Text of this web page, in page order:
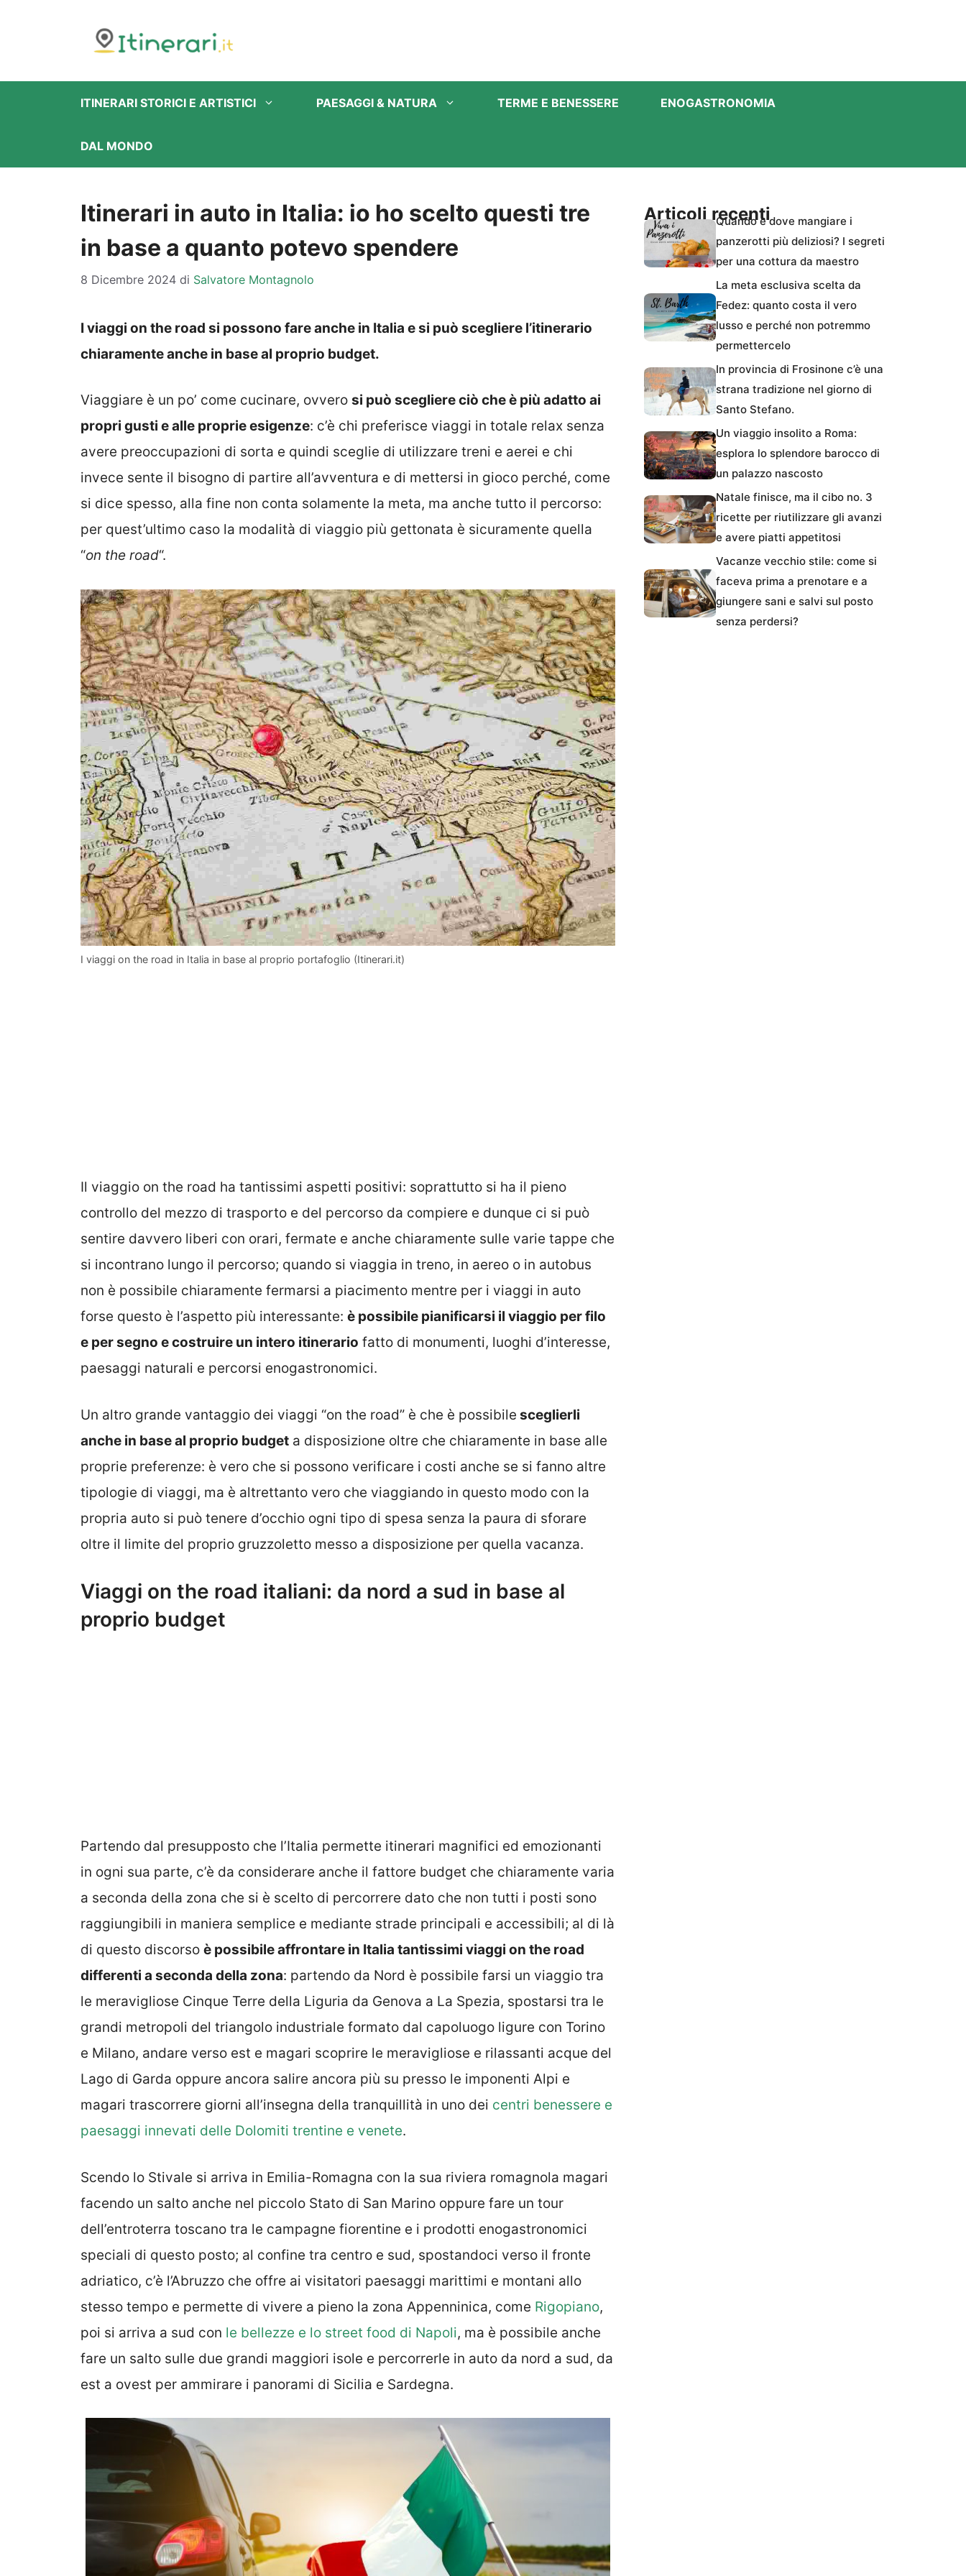
ITINERARI STORICI E ARTISTICI PAESAGGI & NATURA TERME E BENESSERE ENOGASTRONOMIA
DAL MONDO
Itinerari in auto in Italia: io ho scelto questi tre
in base a quanto potevo spendere
8 Dicembre 2024 di Salvatore Montagnolo
I viaggi on the road si possono fare anche in Italia e si può scegliere l’itinerario
chiaramente anche in base al proprio budget.
Viaggiare è un po’ come cucinare, ovvero si può scegliere ciò che è più adatto ai
propri gusti e alle proprie esigenze: c’è chi preferisce viaggi in totale relax senza
avere preoccupazioni di sorta e quindi sceglie di utilizzare treni e aerei e chi
invece sente il bisogno di partire all’avventura e di mettersi in gioco perché, come
si dice spesso, alla fine non conta solamente la meta, ma anche tutto il percorso:
per quest’ultimo caso la modalità di viaggio più gettonata è sicuramente quella
“on the road“.
I viaggi on the road in Italia in base al proprio portafoglio (Itinerari.it)
Il viaggio on the road ha tantissimi aspetti positivi: soprattutto si ha il pieno
controllo del mezzo di trasporto e del percorso da compiere e dunque ci si può
sentire davvero liberi con orari, fermate e anche chiaramente sulle varie tappe che
si incontrano lungo il percorso; quando si viaggia in treno, in aereo o in autobus
non è possibile chiaramente fermarsi a piacimento mentre per i viaggi in auto
forse questo è l’aspetto più interessante: è possibile pianificarsi il viaggio per filo
e per segno e costruire un intero itinerario fatto di monumenti, luoghi d’interesse,
paesaggi naturali e percorsi enogastronomici.
Un altro grande vantaggio dei viaggi “on the road” è che è possibile sceglierli
anche in base al proprio budget a disposizione oltre che chiaramente in base alle
proprie preferenze: è vero che si possono verificare i costi anche se si fanno altre
tipologie di viaggi, ma è altrettanto vero che viaggiando in questo modo con la
propria auto si può tenere d’occhio ogni tipo di spesa senza la paura di sforare
oltre il limite del proprio gruzzoletto messo a disposizione per quella vacanza.
Viaggi on the road italiani: da nord a sud in base al
proprio budget
Partendo dal presupposto che l’Italia permette itinerari magnifici ed emozionanti
in ogni sua parte, c’è da considerare anche il fattore budget che chiaramente varia
a seconda della zona che si è scelto di percorrere dato che non tutti i posti sono
raggiungibili in maniera semplice e mediante strade principali e accessibili; al di là
di questo discorso è possibile affrontare in Italia tantissimi viaggi on the road
differenti a seconda della zona: partendo da Nord è possibile farsi un viaggio tra
le meravigliose Cinque Terre della Liguria da Genova a La Spezia, spostarsi tra le
grandi metropoli del triangolo industriale formato dal capoluogo ligure con Torino
e Milano, andare verso est e magari scoprire le meravigliose e rilassanti acque del
Lago di Garda oppure ancora salire ancora più su presso le imponenti Alpi e
magari trascorrere giorni all’insegna della tranquillità in uno dei centri benessere e
paesaggi innevati delle Dolomiti trentine e venete.
Scendo lo Stivale si arriva in Emilia-Romagna con la sua riviera romagnola magari
facendo un salto anche nel piccolo Stato di San Marino oppure fare un tour
dell’entroterra toscano tra le campagne fiorentine e i prodotti enogastronomici
speciali di questo posto; al confine tra centro e sud, spostandoci verso il fronte
adriatico, c’è l’Abruzzo che offre ai visitatori paesaggi marittimi e montani allo
stesso tempo e permette di vivere a pieno la zona Appenninica, come Rigopiano,
poi si arriva a sud con le bellezze e lo street food di Napoli, ma è possibile anche
fare un salto sulle due grandi maggiori isole e percorrerle in auto da nord a sud, da
est a ovest per ammirare i panorami di Sicilia e Sardegna.
Articoli recentiQuando e dove mangiare i
panzerotti più deliziosi? I segreti
per una cottura da maestro
La meta esclusiva scelta da
Fedez: quanto costa il vero
lusso e perché non potremmo
permettercelo
In provincia di Frosinone c’è una
strana tradizione nel giorno di
Santo Stefano.
Un viaggio insolito a Roma:
esplora lo splendore barocco di
un palazzo nascosto
Natale finisce, ma il cibo no. 3
ricette per riutilizzare gli avanzi
e avere piatti appetitosi
Vacanze vecchio stile: come si
faceva prima a prenotare e a
giungere sani e salvi sul posto
senza perdersi?